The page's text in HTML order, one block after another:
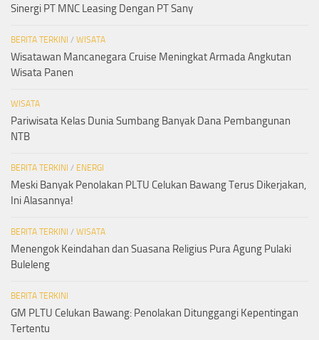
Sinergi PT MNC Leasing Dengan PT Sany
BERITA TERKINI / WISATA
Wisatawan Mancanegara Cruise Meningkat Armada Angkutan
Wisata Panen
WISATA
Pariwisata Kelas Dunia Sumbang Banyak Dana Pembangunan
NTB
BERITA TERKINI / ENERGI
Meski Banyak Penolakan PLTU Celukan Bawang Terus Dikerjakan,
Ini Alasannya!
BERITA TERKINI / WISATA
Menengok Keindahan dan Suasana Religius Pura Agung Pulaki
Buleleng
BERITA TERKINI
GM PLTU Celukan Bawang: Penolakan Ditunggangi Kepentingan
Tertentu